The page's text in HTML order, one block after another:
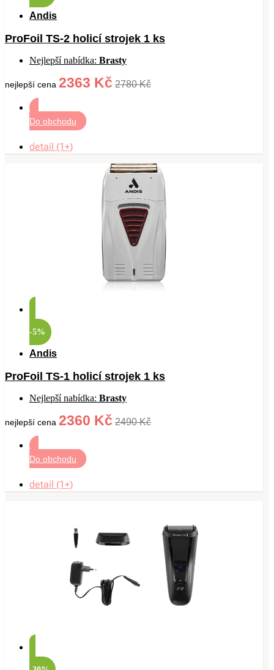
Andis
ProFoil TS-2 holicí strojek 1 ks
Nejlepší nabídka: Brasty
nejlepší cena 2363 Kč 2780 Kč
Do obchodu
detail (1+)
-5%
Andis
ProFoil TS-1 holicí strojek 1 ks
Nejlepší nabídka: Brasty
nejlepší cena 2360 Kč 2490 Kč
Do obchodu
detail (1+)